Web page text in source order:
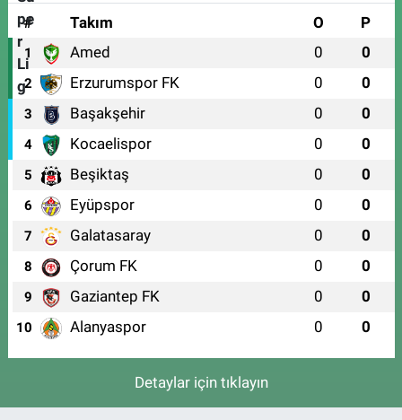
# Takım O P
1 Amed 0 0
2 Erzurumspor FK 0 0
3 Başakşehir 0 0
4 Kocaelispor 0 0
5 Beşiktaş 0 0
6 Eyüpspor 0 0
7 Galatasaray 0 0
8 Çorum FK 0 0
9 Gaziantep FK 0 0
10 Alanyaspor 0 0
Detaylar için tıklayın